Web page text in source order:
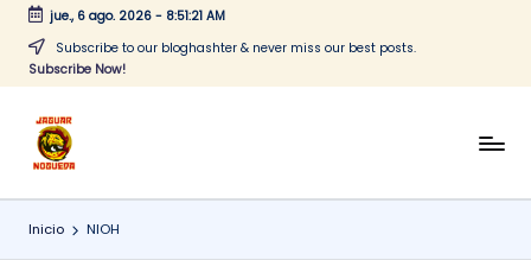
Saltar
jue., 6 ago. 2026- 8:51:22 AM
Subscribe to our bloghashter & never miss our best posts.
Subscribe Now!
J
a
g
CONTENIDO
Inicio NIOH